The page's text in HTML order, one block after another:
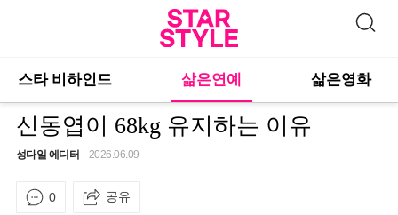
스타 비하인드 삶은연예 삶은영화
신동엽이 68kg 유지하는 이유
성다일 에디터 2026.06.09
0 공유